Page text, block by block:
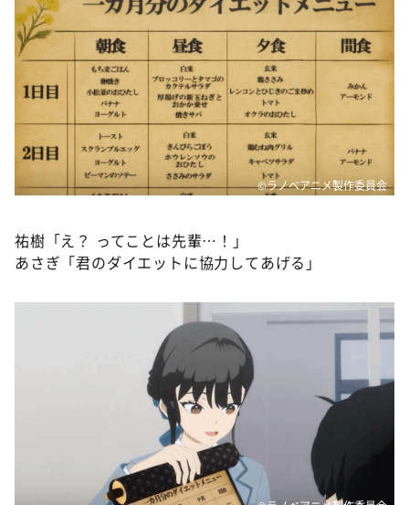
©ラノベアニメ製作委員会
祐樹「え？ ってことは先輩…！」
あさぎ「君のダイエットに協力してあげる」